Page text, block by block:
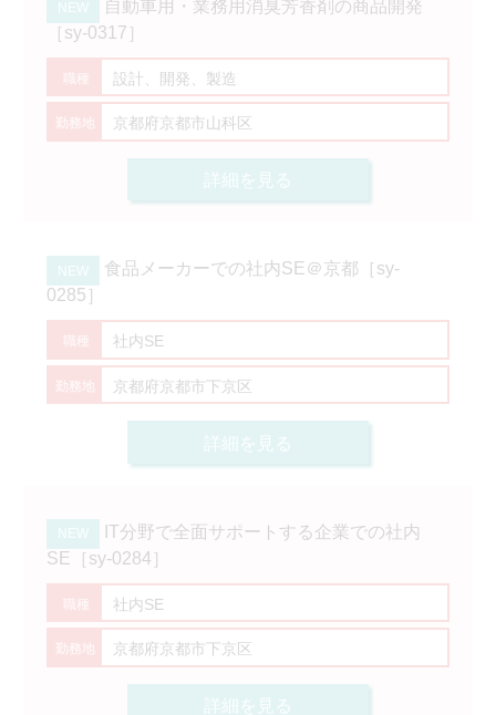
自動車用・業務用消臭芳香剤の商品開発
［sy-0317］
設計、開発、製造
京都府京都市山科区
詳細を見る
食品メーカーでの社内SE＠京都［sy-
0285］
社内SE
京都府京都市下京区
詳細を見る
IT分野で全面サポートする企業での社内
SE［sy-0284］
社内SE
京都府京都市下京区
詳細を見る